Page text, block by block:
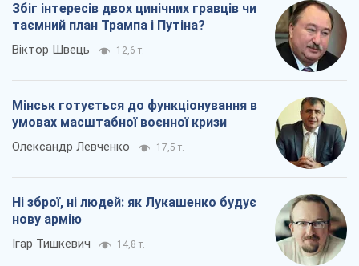
Збіг інтересів двох цинічних гравців чи
таємний план Трампа і Путіна?
Віктор Швець 12,6 т.
Мінськ готується до функціонування в
умовах масштабної воєнної кризи
Олександр Левченко 17,5 т.
Ні зброї, ні людей: як Лукашенко будує
нову армію
Ігар Тишкевич 14,8 т.